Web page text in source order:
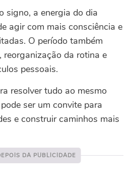
signo, a energia do dia
agir com mais consciência e
O período também
reorganização da rotina e
pessoais.
resolver tudo ao mesmo
ser um convite para
e construir caminhos mais